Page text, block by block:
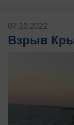
07.10.2022
Взрыв